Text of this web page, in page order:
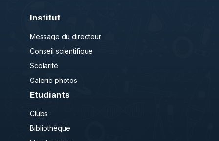
Institut
Message du directeur
Conseil scientifique
Scolarité
Galerie photos
Etudiants
Clubs
Bibliothèque